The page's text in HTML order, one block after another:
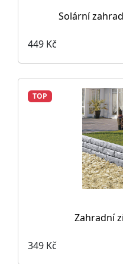
Solární
449 Kč
TOP
Zahradní
349 Kč